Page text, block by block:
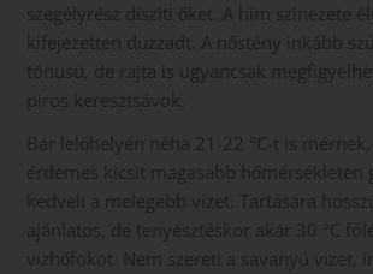
szegélyrész díszíti őket. A hím színezete
kifejezetten duzzadt. A nőstény inkább
tónusú, de rajta is ugyancsak
piros keresztsávok.
Bár lelőhelyén néha 21-22 °C-t is
érdemes kicsit magasabb hőmérsékleten
kedveli a melegebb vizet. Tartására
ajánlatos, de tenyésztéskor akár 30 °C
vízhőfokot. Nem szereti a savanyú vizet,